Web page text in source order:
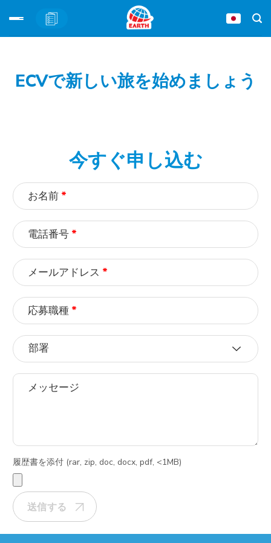
contentECVで新しい旅を始めましょう
今すぐ申し込む
お名前 *
電話番号 *
メールアドレス *
応募職種 *
部署
メッセージ
履歴書を添付 (rar, zip, doc, docx, pdf, <1MB)
送信する